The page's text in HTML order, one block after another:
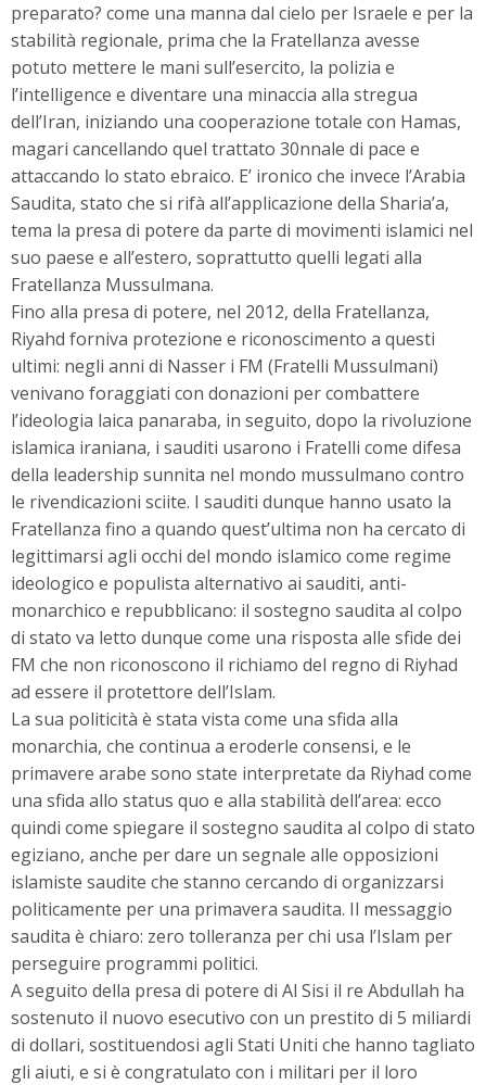
preparato? come una manna dal cielo per Israele e per la
stabilità regionale, prima che la Fratellanza avesse
potuto mettere le mani sull’esercito, la polizia e
l’intelligence e diventare una minaccia alla stregua
dell’Iran, iniziando una cooperazione totale con Hamas,
magari cancellando quel trattato 30nnale di pace e
attaccando lo stato ebraico. E’ ironico che invece l’Arabia
Saudita, stato che si rifà all’applicazione della Sharia’a,
tema la presa di potere da parte di movimenti islamici nel
suo paese e all’estero, soprattutto quelli legati alla
Fratellanza Mussulmana.
Fino alla presa di potere, nel 2012, della Fratellanza,
Riyahd forniva protezione e riconoscimento a questi
ultimi: negli anni di Nasser i FM (Fratelli Mussulmani)
venivano foraggiati con donazioni per combattere
l’ideologia laica panaraba, in seguito, dopo la rivoluzione
islamica iraniana, i sauditi usarono i Fratelli come difesa
della leadership sunnita nel mondo mussulmano contro
le rivendicazioni sciite. I sauditi dunque hanno usato la
Fratellanza fino a quando quest’ultima non ha cercato di
legittimarsi agli occhi del mondo islamico come regime
ideologico e populista alternativo ai sauditi, anti-
monarchico e repubblicano: il sostegno saudita al colpo
di stato va letto dunque come una risposta alle sfide dei
FM che non riconoscono il richiamo del regno di Riyhad
ad essere il protettore dell’Islam.
La sua politicità è stata vista come una sfida alla
monarchia, che continua a eroderle consensi, e le
primavere arabe sono state interpretate da Riyhad come
una sfida allo status quo e alla stabilità dell’area: ecco
quindi come spiegare il sostegno saudita al colpo di stato
egiziano, anche per dare un segnale alle opposizioni
islamiste saudite che stanno cercando di organizzarsi
politicamente per una primavera saudita. Il messaggio
saudita è chiaro: zero tolleranza per chi usa l’Islam per
perseguire programmi politici.
A seguito della presa di potere di Al Sisi il re Abdullah ha
sostenuto il nuovo esecutivo con un prestito di 5 miliardi
di dollari, sostituendosi agli Stati Uniti che hanno tagliato
gli aiuti, e si è congratulato con i militari per il loro